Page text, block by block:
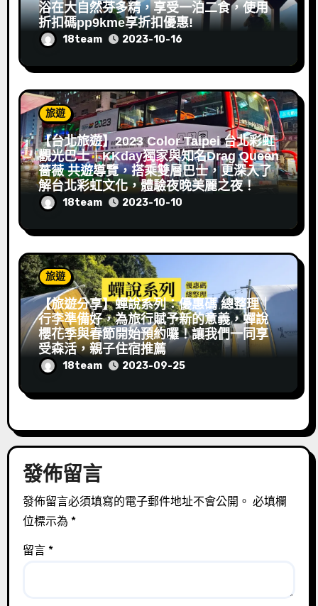
浴在大自然芬多精，享受一泊二食，使用
折扣碼pp9kme享折扣優惠!
18team 2023-10-16
旅遊
【台北旅遊】2023 Color Taipei 台北彩虹
觀光巴士｜KKday獨家與知名Drag Queen
薔薇 共遊導覽，搭乘雙層巴士，更深入了
解台北彩虹文化，體驗夜晚美麗之夜！
18team 2023-10-10
旅遊
【旅遊分享】蟬說系列：優惠碼 總整理｜
行李準備好，為旅行賦予新的意義，蟬說
櫻花季與春節開始預約囉！讓我們一同享
受森活，親子住宿推薦
18team 2023-09-25
發佈留言
發佈留言必須填寫的電子郵件地址不會公開。 必填欄
位標示為 *
留言 *